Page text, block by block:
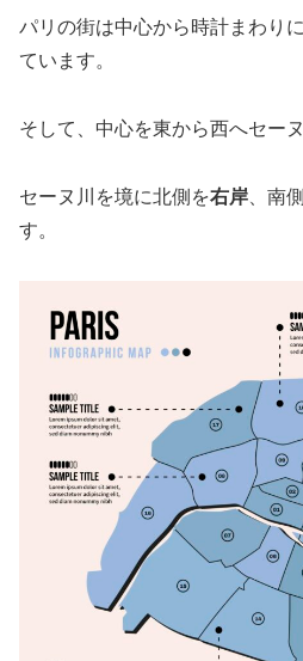
パリの街は中心から時計まわり
ています。
そして、中心を東から西へセー
セーヌ川を境に北側を右岸 、南
す。